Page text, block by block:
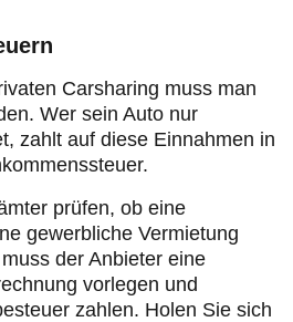
Carsharing muss man
Wer sein Auto nur
zahlt auf diese Einnahmen in
prüfen, ob eine
gewerbliche Vermietung
der Anbieter eine
vorlegen und
zahlen. Holen Sie sich